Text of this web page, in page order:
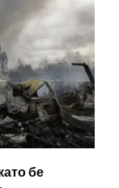
бе